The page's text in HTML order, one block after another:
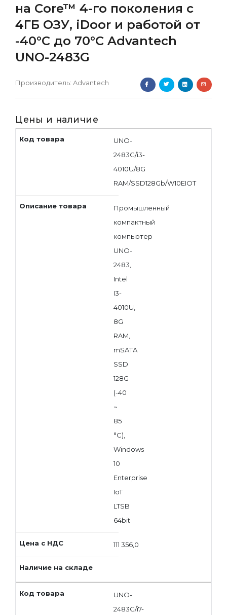
на Core™ 4-го поколения с
4ГБ ОЗУ, iDoor и работой от
-40°C до 70°C Advantech
UNO-2483G
Производитель: Advantech
Цены и наличие
UNO-
2483G/i3-
4010U/8G
RAM/SSD128Gb/W10EIOT
Промышленный
компактный
компьютер
UNO-
2483,
Intel
I3-
4010U,
8G
RAM,
mSATA
SSD
128G
(-40
~
85
°C),
Windows
10
Enterprise
IoT
LTSB
64bit
111 356,0
UNO-
2483G/i7-